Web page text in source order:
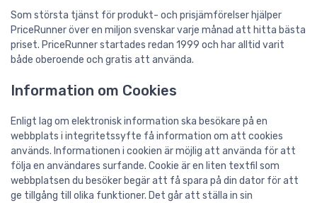
Som största tjänst för produkt- och prisjämförelser hjälper
PriceRunner över en miljon svenskar varje månad att hitta bästa
priset. PriceRunner startades redan 1999 och har alltid varit
både oberoende och gratis att använda.
Information om Cookies
Enligt lag om elektronisk information ska besökare på en
webbplats i integritetssyfte få information om att cookies
används. Informationen i cookien är möjlig att använda för att
följa en användares surfande. Cookie är en liten textfil som
webbplatsen du besöker begär att få spara på din dator för att
ge tillgång till olika funktioner. Det går att ställa in sin